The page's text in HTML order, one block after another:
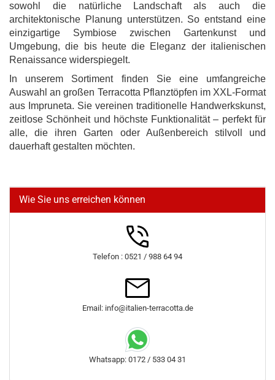
sowohl die natürliche Landschaft als auch die
architektonische Planung unterstützen. So entstand eine
einzigartige Symbiose zwischen Gartenkunst und
Umgebung, die bis heute die Eleganz der italienischen
Renaissance widerspiegelt.
In unserem Sortiment finden Sie eine umfangreiche
Auswahl an großen Terracotta Pflanztöpfen im XXL-Format
aus Impruneta. Sie vereinen traditionelle Handwerkskunst,
zeitlose Schönheit und höchste Funktionalität – perfekt für
alle, die ihren Garten oder Außenbereich stilvoll und
dauerhaft gestalten möchten.
Wie Sie uns erreichen können
Telefon : 0521 / 988 64 94
Email: info@italien-terracotta.de
Whatsapp: 0172 / 533 04 31